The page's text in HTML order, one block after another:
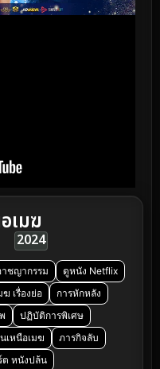
เมฆ
2024
าชญากรรม
ดูหนัง Netflix
เรื่องย่อ
การหักหลัง
ปฏิบัติการพิเศษ
เหนือเมฆ
ภารกิจลับ
ต หนังปล้น